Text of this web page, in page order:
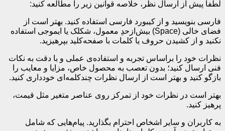
لطفا پیش از ارسال نظر، خلاصه قوانین زیر را مطالعه کنید:
فارسی بنویسید و از کیبورد فارسی استفاده کنید. بهتر است از
فضای خالی (Space) بیش‌از‌حدِ معمول، شکلک یا ایموجی استفاده
نکنید و از کشیدن حروف یا کلمات با صفحه‌کلید بپرهیزید.
نظرات خود را براساس تجربه و استفاده‌ی عملی و با دقت به نکات
فنی ارسال کنید؛ بدون تعصب به محصول خاص، مزایا و معایب را
بازگو کنید و بهتر است از ارسال نظرات چندکلمه‌‌ای خودداری کنید.
بهتر است در نظرات خود از تمرکز روی عناصر متغیر مثل قیمت،
پرهیز کنید.
به کاربران و سایر اشخاص احترام بگذارید. پیام‌هایی که شامل